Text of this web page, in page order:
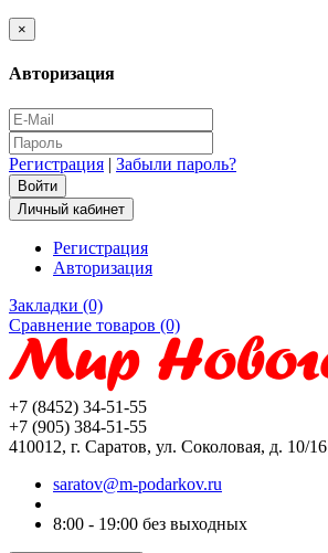
×
Авторизация
Регистрация | Забыли пароль?
Личный кабинет
Регистрация
Авторизация
Закладки (0)
Сравнение товаров (0)
+7 (8452) 34-51-55
+7 (905) 384-51-55
410012, г. Саратов, ул. Соколовая, д. 10/16
saratov@m-podarkov.ru
8:00 - 19:00 без выходных